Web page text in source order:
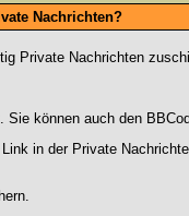
Nachrichten?
Private Nachrichten
können auch den
in der Private